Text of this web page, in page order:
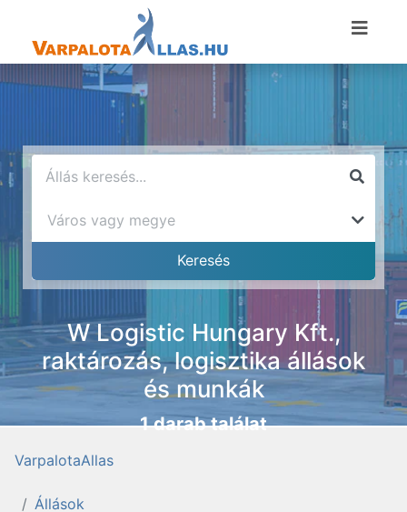
W Logistic Hungary Kft.,
raktározás, logisztika állások
és munkák
1 darab találat
VarpalotaAllas
Állások